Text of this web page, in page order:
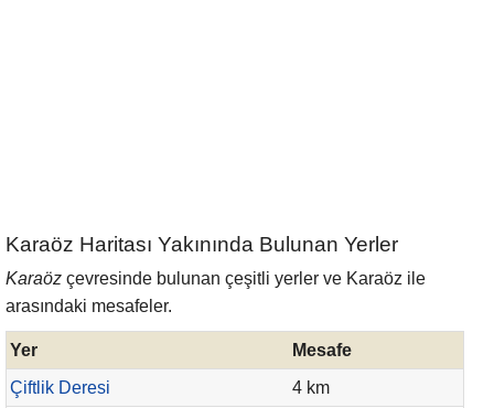
Karaöz Haritası Yakınında Bulunan Yerler
Karaöz çevresinde bulunan çeşitli yerler ve Karaöz ile
arasındaki mesafeler.
Yer
Mesafe
Çiftlik Deresi
4 km